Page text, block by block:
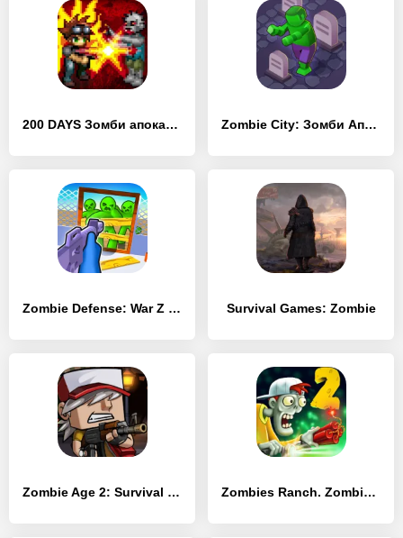
200 DAYS Зомби апокалипсис Zombie City: Зомби Апокалипсис
Zombie Defense: War Z Survival Survival Games: Zombie
Zombie Age 2: Survival Rules Zombies Ranch. Zombie shooting